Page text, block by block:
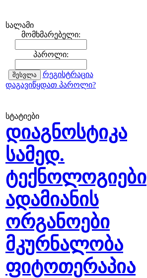
სალამი
მომხმარებელი:
პაროლი:
რეგისტრაცია
დაგავიწყდათ პაროლი?
სტატიები
დიაგნოსტიკა
სამედ.
ტექნოლოგიები
ადამიანის
ორგანოები
მკურნალობა
ფიტოთერაპია